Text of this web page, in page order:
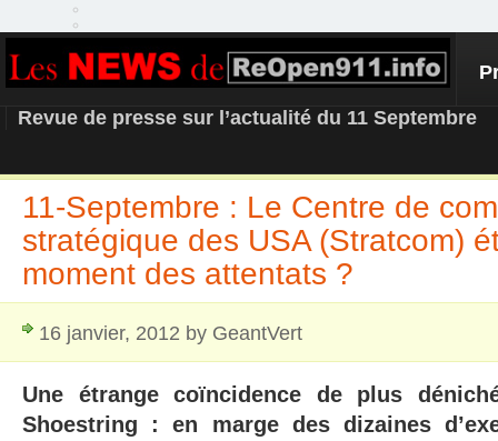
REOPEN911 – NEWS
Revue de presse sur l’actualité du 11 Septembre
11-Septembre : Le Centre de
stratégique des USA (Stratcom)
moment des attentats ?
16 janvier, 2012 by GeantVert
Une étrange coïncidence de plus
Shoestring : en marge des dizaines